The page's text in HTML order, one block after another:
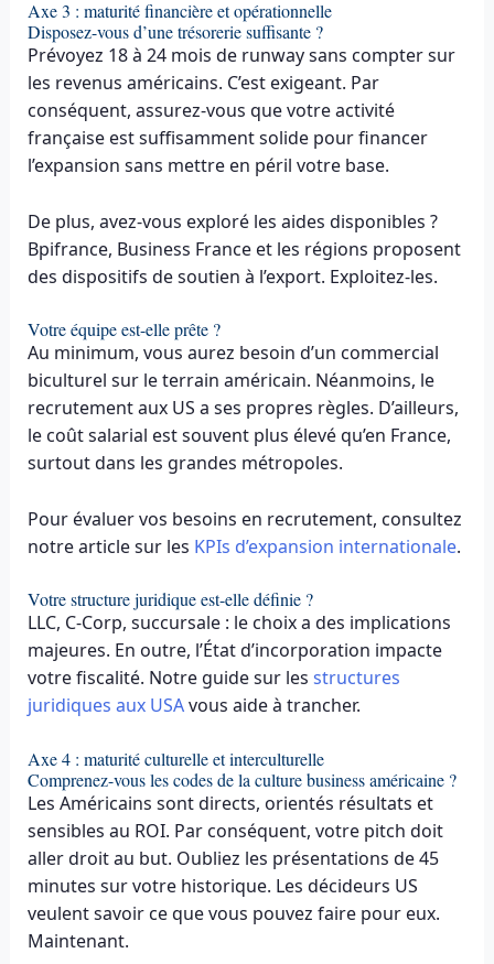
Axe 3 : maturité financière et opérationnelle
Disposez-vous d’une trésorerie suffisante ?
Prévoyez 18 à 24 mois de runway sans compter sur
les revenus américains. C’est exigeant. Par
conséquent, assurez-vous que votre activité
française est suffisamment solide pour financer
l’expansion sans mettre en péril votre base.
De plus, avez-vous exploré les aides disponibles ?
Bpifrance, Business France et les régions proposent
des dispositifs de soutien à l’export. Exploitez-les.
Votre équipe est-elle prête ?
Au minimum, vous aurez besoin d’un commercial
biculturel sur le terrain américain. Néanmoins, le
recrutement aux US a ses propres règles. D’ailleurs,
le coût salarial est souvent plus élevé qu’en France,
surtout dans les grandes métropoles.
Pour évaluer vos besoins en recrutement, consultez
notre article sur les KPIs d’expansion internationale.
Votre structure juridique est-elle définie ?
LLC, C-Corp, succursale : le choix a des implications
majeures. En outre, l’État d’incorporation impacte
votre fiscalité. Notre guide sur les structures
juridiques aux USAvous aide à trancher.
Axe 4 : maturité culturelle et interculturelle
Comprenez-vous les codes de la culture business américaine ?
Les Américains sont directs, orientés résultats et
sensibles au ROI. Par conséquent, votre pitch doit
aller droit au but. Oubliez les présentations de 45
minutes sur votre historique. Les décideurs US
veulent savoir ce que vous pouvez faire pour eux.
Maintenant.